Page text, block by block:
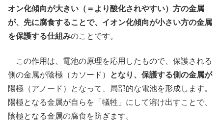
オン化傾向が大きい（＝より酸化されやすい）方の金属
が、先に腐食することで、イオン化傾向が小さい方の金属
を保護する仕組みのことです。
この作用は、電池の原理を応用したもので、保護される
側の金属が陰極（カソード）
となり、保護する側の金属が
陽極（アノード）となって、局部的な電池を形成します。
陽極となる金属が自らを「犠牲」にして溶け出すことで、
陰極となる金属の腐食を防ぎます。